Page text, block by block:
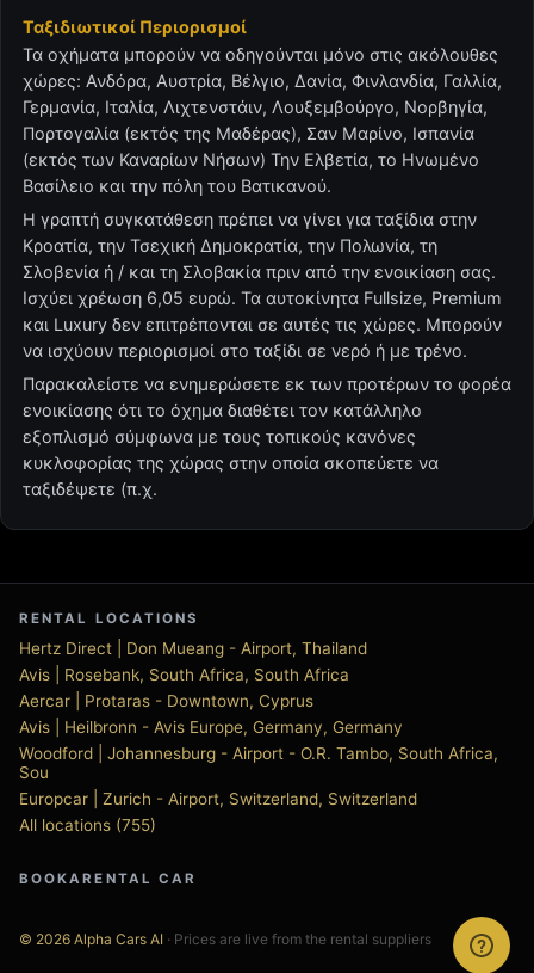
Ταξιδιωτικοί Περιορισμοί
Τα οχήματα μπορούν να οδηγούνται μόνο στις ακόλουθες
χώρες: Ανδόρα, Αυστρία, Βέλγιο, Δανία, Φινλανδία, Γαλλία,
Γερμανία, Ιταλία, Λιχτενστάιν, Λουξεμβούργο, Νορβηγία,
Πορτογαλία (εκτός της Μαδέρας), Σαν Μαρίνο, Ισπανία
(εκτός των Καναρίων Νήσων) Την Ελβετία, το Ηνωμένο
Βασίλειο και την πόλη του Βατικανού.
Η γραπτή συγκατάθεση πρέπει να γίνει για ταξίδια στην
Κροατία, την Τσεχική Δημοκρατία, την Πολωνία, τη
Σλοβενία ​​ή / και τη Σλοβακία πριν από την ενοικίαση σας.
Ισχύει χρέωση 6,05 ευρώ. Τα αυτοκίνητα Fullsize, Premium
και Luxury δεν επιτρέπονται σε αυτές τις χώρες. Μπορούν
να ισχύουν περιορισμοί στο ταξίδι σε νερό ή με τρένο.
Παρακαλείστε να ενημερώσετε εκ των προτέρων το φορέα
ενοικίασης ότι το όχημα διαθέτει τον κατάλληλο
εξοπλισμό σύμφωνα με τους τοπικούς κανόνες
κυκλοφορίας της χώρας στην οποία σκοπεύετε να
ταξιδέψετε (π.χ.
RENTAL LOCATIONS
Hertz Direct | Don Mueang - Airport, Thailand
Avis | Rosebank, South Africa, South Africa
Aercar | Protaras - Downtown, Cyprus
Avis | Heilbronn - Avis Europe, Germany, Germany
Woodford | Johannesburg - Airport - O.R. Tambo, South Africa,
Sou
Europcar | Zurich - Airport, Switzerland, Switzerland
All locations (755)
BOOKARENTAL CAR
© 2026 Alpha Cars AI · Prices are live from the rental suppliers